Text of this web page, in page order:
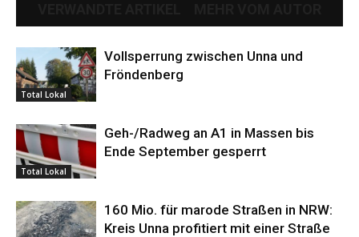
Total Lokal
Vollsperrung zwischen Unna und
Fröndenberg
Total Lokal
Geh-/Radweg an A1 in Massen bis
Ende September gesperrt
160 Mio. für marode Straßen in NRW:
Kreis Unna profitiert mit einer Straße